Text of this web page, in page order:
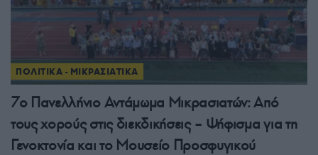
ΠΟΛΙΤΙΚΑ - ΜΙΚΡΑΣΙΑΤΙΚΑ
7ο Πανελλήνιο Αντάμωμα Μικρασιατών: Από
τους χορούς στις διεκδικήσεις – Ψήφισμα για τη
Γενοκτονία και το Μουσείο Προσφυγικού